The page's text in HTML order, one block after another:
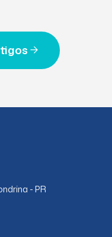
- PR